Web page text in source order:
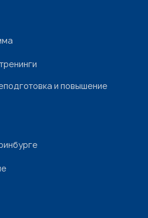
и повышение